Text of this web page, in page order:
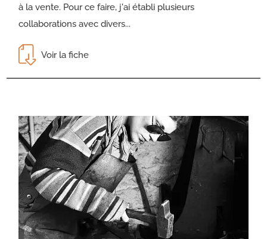
à la vente. Pour ce faire, j'ai établi plusieurs
collaborations avec divers...
Voir la fiche